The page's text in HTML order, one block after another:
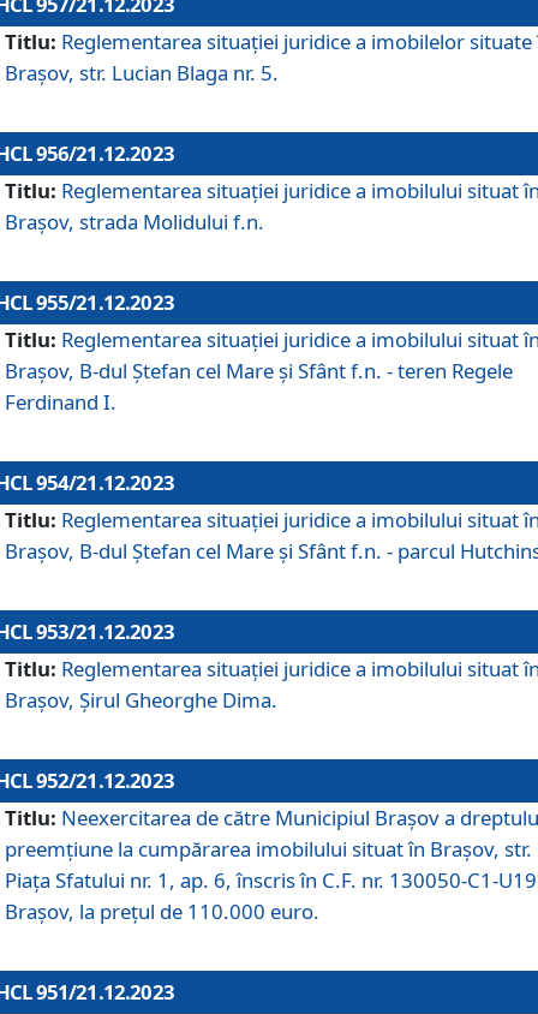
Titlu: Reglementarea situației juridice a imobilelor situate
Brașov, str. Lucian Blaga nr. 5.
956/21.12.2023
Titlu: Reglementarea situației juridice a imobilului situat
Brașov, strada Molidului f.n.
955/21.12.2023
Titlu: Reglementarea situației juridice a imobilului situat
Brașov, B-dul Ștefan cel Mare și Sfânt f.n. - teren Regele
Ferdinand I.
954/21.12.2023
Titlu: Reglementarea situației juridice a imobilului situat
Brașov, B-dul Ștefan cel Mare și Sfânt f.n. - parcul
953/21.12.2023
Titlu: Reglementarea situației juridice a imobilului situat
Brașov, Șirul Gheorghe Dima.
952/21.12.2023
Titlu: Neexercitarea de către Municipiul Brașov a
preemțiune la cumpărarea imobilului situat în Brașov, str.
Piața Sfatului nr. 1, ap. 6, înscris în C.F. nr. 130050-C1-U19
Brașov, la prețul de 110.000 euro.
951/21.12.2023